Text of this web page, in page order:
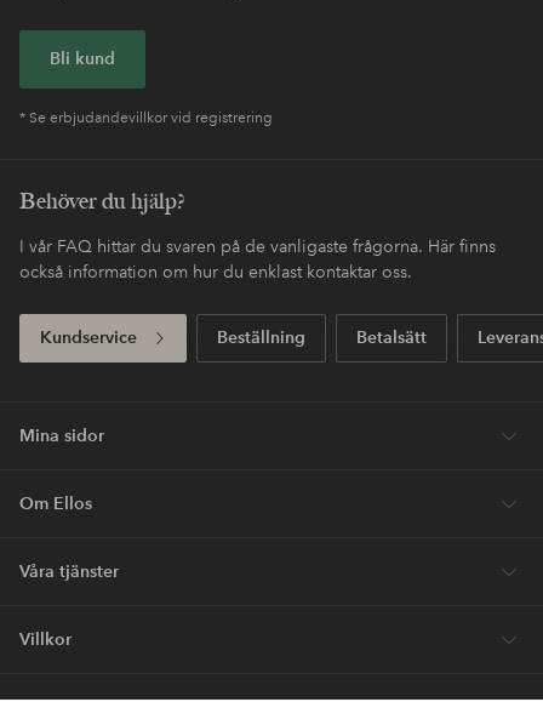
Bli kund
* Se erbjudandevillkor vid registrering
Behöver du hjälp?
I vår FAQ hittar du svaren på de vanligaste frågorna. Här finns
också information om hur du enklast kontaktar oss.
Kundservice Beställning Betalsätt
Mina sidor
Om Ellos
Våra tjänster
Villkor